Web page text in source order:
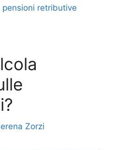
pensioni retributive
Zorzi